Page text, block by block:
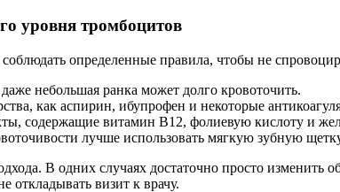
уровня тромбоцитов
определенные правила, чтобы не
небольшая ранка может долго кровоточить.
как аспирин, ибупрофен и некоторые
содержащие витамин B12, фолиевую кислоту и
лучше использовать мягкую зубную
В одних случаях достаточно просто изменить
откладывать визит к врачу.